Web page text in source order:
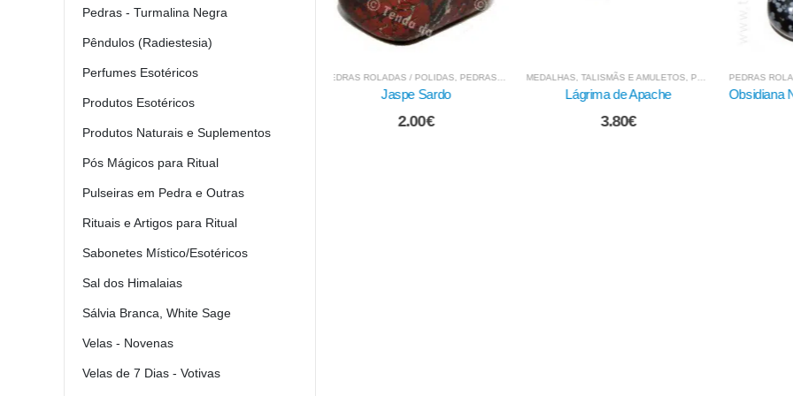
PEDRAS ROLADAS / POLIDAS MEDALHAS, TALISMÃS E AMULETOS,PEDRAS NATURAIS / BRUTO , PEDRAS MINERAIS E CRISTAIS
Lágrima de Apache
3.80
PEDRAS ROLADAS / POLIDAS,PEDRAS MINERAIS E CRISTAIS
Obsidiana Nevada - Rolada 20/30
2.20
PEDRAS
Pedras - Turmalina Negra
Pêndulos (Radiestesia)
Perfumes Esotéricos
Produtos Esotéricos
Produtos Naturais e Suplementos
Pós Mágicos para Ritual
Pulseiras em Pedra e Outras
Rituais e Artigos para Ritual
Sabonetes Místico/Esotéricos
Sal dos Himalaias
Sálvia Branca, White Sage
Velas - Novenas
Velas de 7 Dias - Votivas